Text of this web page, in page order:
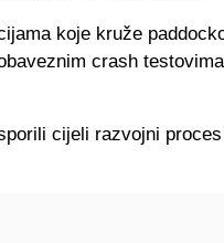
koje kruže
crash
cijeli razvojni